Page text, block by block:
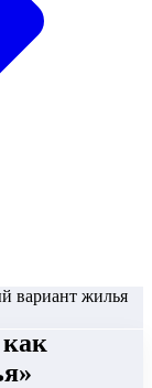
вариант жилья
»